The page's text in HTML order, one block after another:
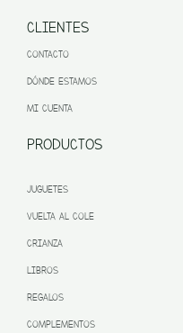
CLIENTES
CONTACTO
DÓNDE ESTAMOS
MI CUENTA
PRODUCTOS
JUGUETES
VUELTA AL COLE
CRIANZA
LIBROS
REGALOS
COMPLEMENTOS